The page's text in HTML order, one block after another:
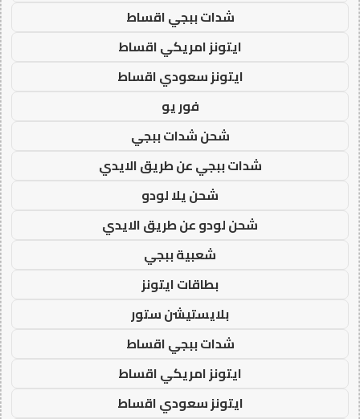
شدات ببجي اقساط
ايتونز امريكي اقساط
ايتونز سعودي اقساط
فور يو
شحن شدات ببجي
شدات ببجي عن طريق الايدي
شحن يلا لودو
شحن لودو عن طريق الايدي
شعبية ببجي
بطاقات ايتونز
بلايستيشن ستور
شدات ببجي اقساط
ايتونز امريكي اقساط
ايتونز سعودي اقساط